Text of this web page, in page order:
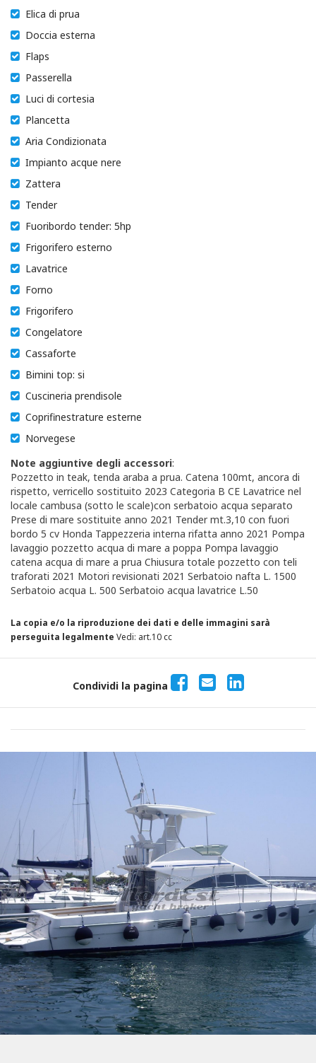
Elica di prua
Doccia esterna
Flaps
Passerella
Luci di cortesia
Plancetta
Aria Condizionata
Impianto acque nere
Zattera
Tender
Fuoribordo tender: 5hp
Frigorifero esterno
Lavatrice
Forno
Frigorifero
Congelatore
Cassaforte
Bimini top: si
Cuscineria prendisole
Coprifinestrature esterne
Norvegese
Note aggiuntive degli accessori:
Pozzetto in teak, tenda araba a prua. Catena 100mt, ancora di
rispetto, verricello sostituito 2023 Categoria B CE Lavatrice nel
locale cambusa (sotto le scale)con serbatoio acqua separato
Prese di mare sostituite anno 2021 Tender mt.3,10 con fuori
bordo 5 cv Honda Tappezzeria interna rifatta anno 2021 Pompa
lavaggio pozzetto acqua di mare a poppa Pompa lavaggio
catena acqua di mare a prua Chiusura totale pozzetto con teli
traforati 2021 Motori revisionati 2021 Serbatoio nafta L. 1500
Serbatoio acqua L. 500 Serbatoio acqua lavatrice L.50
La copia e/o la riproduzione dei dati e delle immagini sarà
perseguita legalmente Vedi: art.10 cc
Condividi la pagina